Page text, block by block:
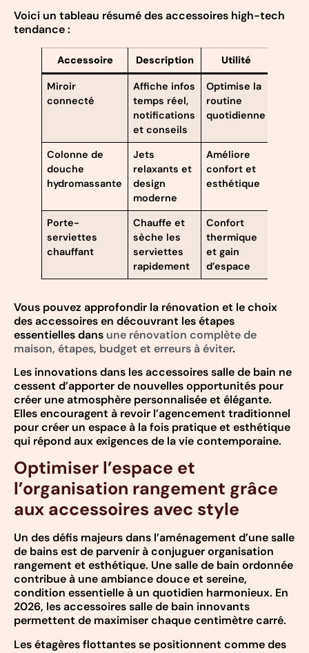
Voici un tableau résumé des accessoires high-tech
tendance :
Accessoire Description Utilité
Miroir
connecté
Affiche infos
temps réel,
notifications
et conseils
Optimise la
routine
quotidienne
Colonne de
douche
hydromassante
Jets
relaxants et
design
moderne
Améliore
confort et
esthétique
Porte-
serviettes
chauffant
Chauffe et
sèche les
serviettes
rapidement
Confort
thermique
et gain
d’espace
Vous pouvez approfondir la rénovation et le choix
des accessoires en découvrant les étapes
essentielles dans une rénovation complète de
maison, étapes, budget et erreurs à éviter.
Les innovations dans les accessoires salle de bain ne
cessent d’apporter de nouvelles opportunités pour
créer une atmosphère personnalisée et élégante.
Elles encouragent à revoir l’agencement traditionnel
pour créer un espace à la fois pratique et esthétique
qui répond aux exigences de la vie contemporaine.
Optimiser l’espace et
l’organisation rangement grâce
aux accessoires avec style
Un des défis majeurs dans l’aménagement d’une salle
de bains est de parvenir à conjuguer organisation
rangement et esthétique. Une salle de bain ordonnée
contribue à une ambiance douce et sereine,
condition essentielle à un quotidien harmonieux. En
2026, les accessoires salle de bain innovants
permettent de maximiser chaque centimètre carré.
Les étagères flottantes se positionnent comme des